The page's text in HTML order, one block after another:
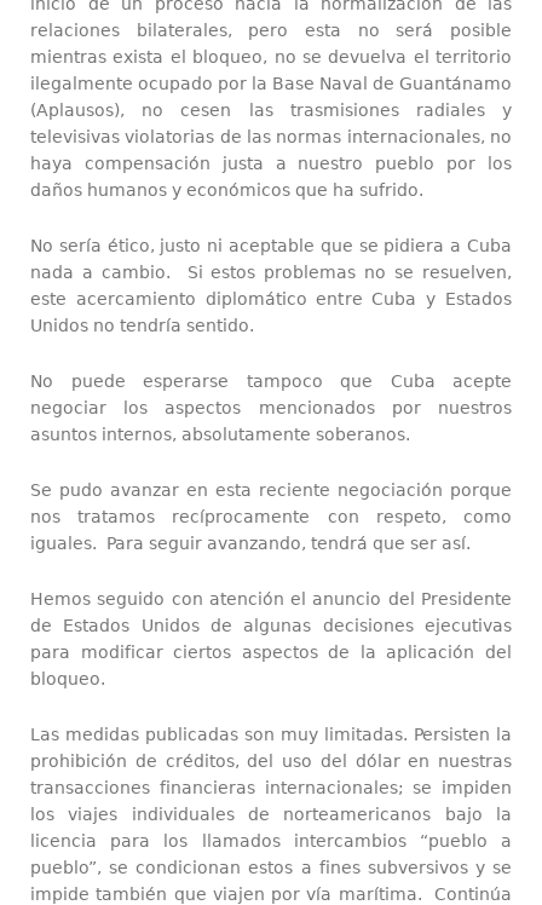
relaciones bilaterales, pero esta no será posible
mientras exista el bloqueo, no se devuelva el territorio
ilegalmente ocupado por la Base Naval de Guantánamo
(Aplausos), no cesen las trasmisiones radiales y
televisivas violatorias de las normas internacionales, no
haya compensación justa a nuestro pueblo por los
daños humanos y económicos que ha sufrido.
No sería ético, justo ni aceptable que se pidiera a Cuba
nada a cambio. Si estos problemas no se resuelven,
este acercamiento diplomático entre Cuba y Estados
Unidos no tendría sentido.
No puede esperarse tampoco que Cuba acepte
negociar los aspectos mencionados por nuestros
asuntos internos, absolutamente soberanos.
Se pudo avanzar en esta reciente negociación porque
nos tratamos recíprocamente con respeto, como
iguales. Para seguir avanzando, tendrá que ser así.
Hemos seguido con atención el anuncio del Presidente
de Estados Unidos de algunas decisiones ejecutivas
para modificar ciertos aspectos de la aplicación del
bloqueo.
Las medidas publicadas son muy limitadas. Persisten la
prohibición de créditos, del uso del dólar en nuestras
transacciones financieras internacionales; se impiden
los viajes individuales de norteamericanos bajo la
licencia para los llamados intercambios “pueblo a
pueblo”, se condicionan estos a fines subversivos y se
impide también que viajen por vía marítima. Continúa